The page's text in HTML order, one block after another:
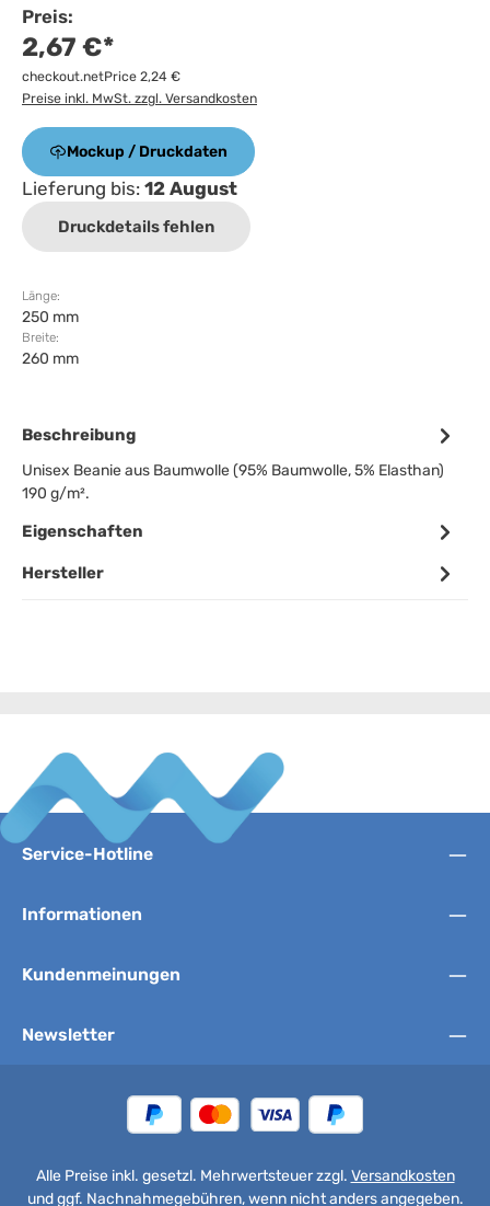
Preis:
2,67 €*
checkout.netPrice 2,24 €
Preise inkl. MwSt. zzgl. Versandkosten
Mockup / Druckdaten
Lieferung bis: 12 August
Druckdetails fehlen
Länge:
250 mm
Breite:
260 mm
Beschreibung
Unisex Beanie aus Baumwolle (95% Baumwolle, 5% Elasthan)
190 g/m².
Eigenschaften
Hersteller
Service-Hotline
Informationen
Kundenmeinungen
Newsletter
Alle Preise inkl. gesetzl. Mehrwertsteuer zzgl. Versandkosten
und ggf. Nachnahmegebühren, wenn nicht anders angegeben.